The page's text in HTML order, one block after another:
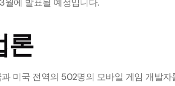
월에 발표될 예정입니다.
론
미국 전역의 502명의 모바일 게임 개발